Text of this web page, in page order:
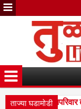
ताज्या घडामोडी
वंशजांचे सपरिवार